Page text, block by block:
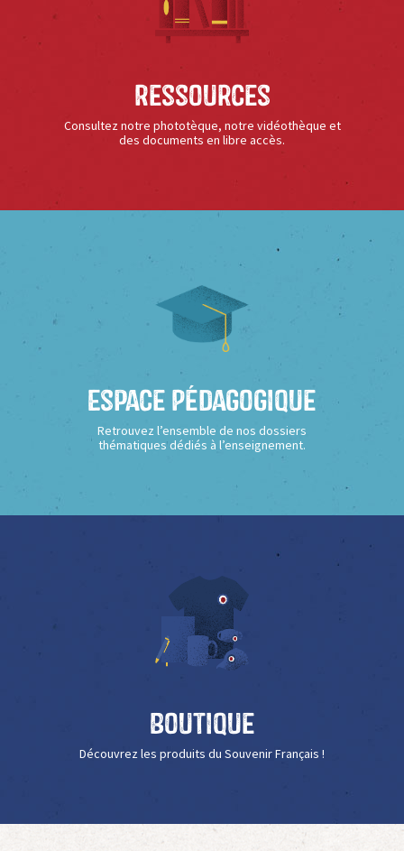
Ressources
Consultez notre phototèque, notre vidéothèque et
des documents en libre accès.
Espace Pédagogique
Retrouvez l’ensemble de nos dossiers
thématiques dédiés à l’enseignement.
Boutique
Découvrez les produits du Souvenir Français !